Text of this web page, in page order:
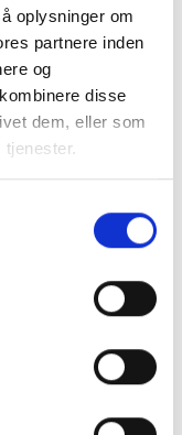
oplysninger om
partnere inden
og
disse
dem, eller som
formet
op og
eller tunika.